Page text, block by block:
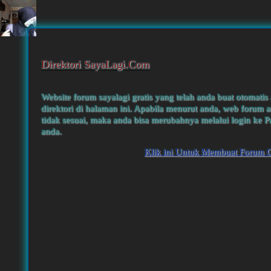
Direktori SayaLagi.Com
Website forum sayalagi gratis yang telah anda buat
direktori di halaman ini. Apabila menurut anda, web forum
tidak sesuai, maka anda bisa merubahnya melalui login ke
anda.
Klik ini Untuk Membuat Forum